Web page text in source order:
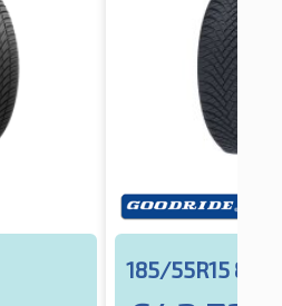
185/55R15 82H